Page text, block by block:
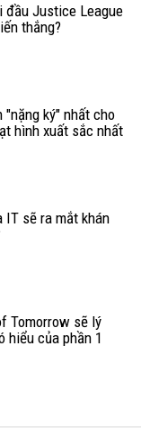
đầu Justice League
thắng?
"nặng ký" nhất cho
hình xuất sắc nhất
IT sẽ ra mắt khán
Tomorrow sẽ lý
hiểu của phần 1